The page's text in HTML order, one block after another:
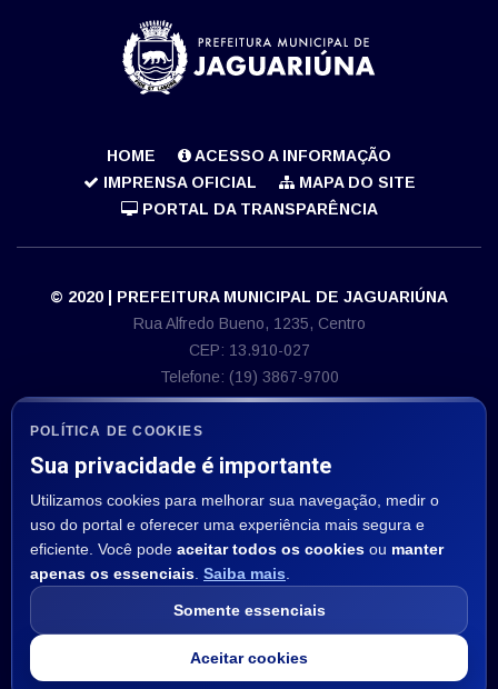
POLÍTICA DE COOKIES
Sua privacidade é importante
Utilizamos cookies para melhorar sua navegação, medir o
uso do portal e oferecer uma experiência mais segura e
eficiente. Você pode aceitar todos os cookies ou manter
apenas os essenciais Saiba mais
Somente essenciais
Aceitar cookies
HOME
ACESSO A INFORMAÇÃO
IMPRENSA OFICIAL
MAPA DO SITE
PORTAL DA TRANSPARÊNCIA
© 2020 | PREFEITURA MUNICIPAL DE JAGUARIÚNA
Rua Alfredo Bueno, 1235, Centro
CEP: 13.910-027
Telefone: (19) 3867-9700
E-mail: imprensa@jaguariuna.sp.gov.br
CNPJ 46.410.866/0001-71
ASSESSORIA DE IMPRENSA
Departamento de Comunicação:
E-mail: imprensa@jaguariuna.sp.gov.br
SIGA NOS: